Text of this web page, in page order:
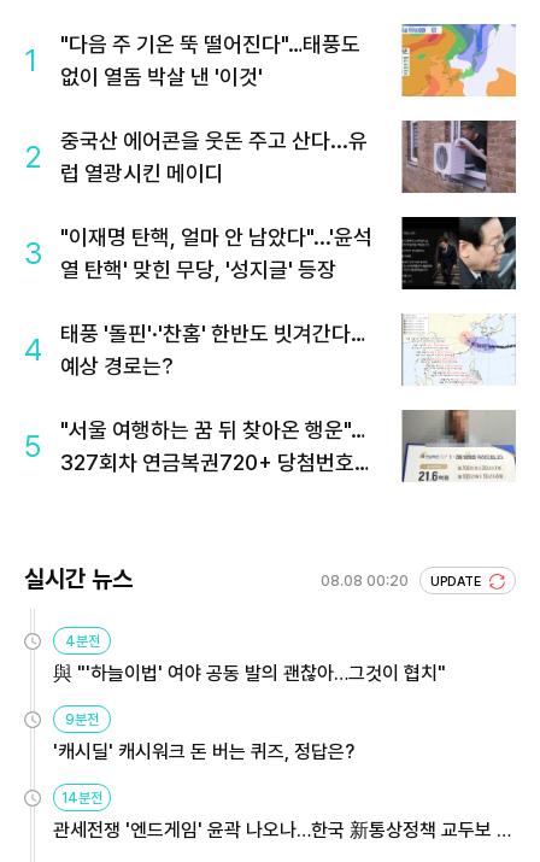
1
"다음 주 기온 뚝 떨어진다"…태풍도
없이 열돔 박살 낸 '이것'
2
중국산 에어콘을 웃돈 주고 산다...유
럽 열광시킨 메이디
3
"이재명 탄핵, 얼마 안 남았다"...'윤석
열 탄핵' 맞힌 무당, '성지글' 등장
4
태풍 '돌핀'·'찬홈' 한반도 빗겨간다…
예상 경로는?
5
"서울 여행하는 꿈 뒤 찾아온 행운"…
327회차 연금복권720+ 당첨번호조
실시간 뉴스 08.08 00:20 UPDATE
4분전
與 "'하늘이법' 여야 공동 발의 괜찮아…그것이 협치"
9분전
'캐시딜' 캐시워크 돈 버는 퀴즈, 정답은?
14분전
관세전쟁 '엔드게임' 윤곽 나오나…한국 新통상정책 교두보 활